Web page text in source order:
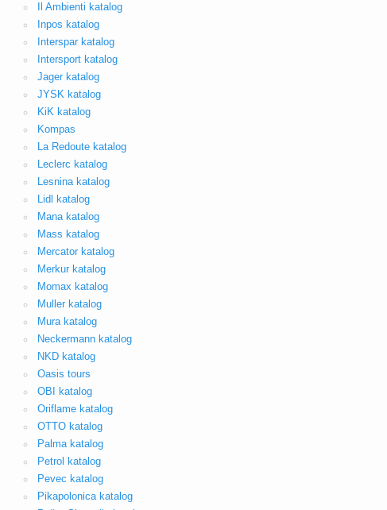
Il Ambienti katalog
Inpos katalog
Interspar katalog
Intersport katalog
Jager katalog
JYSK katalog
KiK katalog
Kompas
La Redoute katalog
Leclerc katalog
Lesnina katalog
Lidl katalog
Mana katalog
Mass katalog
Mercator katalog
Merkur katalog
Momax katalog
Muller katalog
Mura katalog
Neckermann katalog
NKD katalog
Oasis tours
OBI katalog
Oriflame katalog
OTTO katalog
Palma katalog
Petrol katalog
Pevec katalog
Pikapolonica katalog